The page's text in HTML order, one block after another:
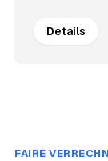
Details
FAIRE